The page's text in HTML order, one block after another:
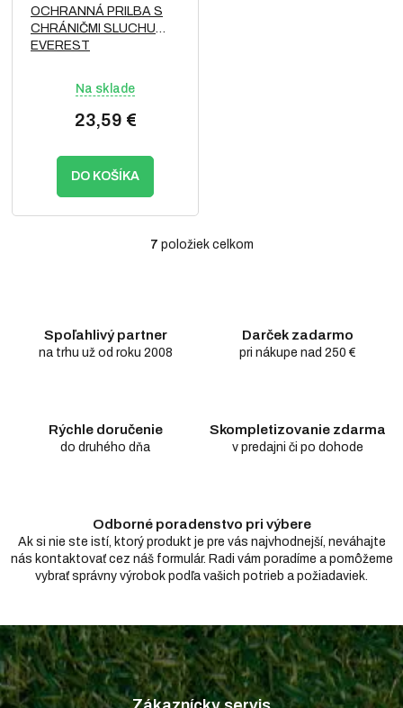
OCHRANNÁ PRILBA S
CHRÁNIČMI SLUCHU
EVEREST
Na sklade
23,59 €
DO KOŠÍKA
O
p
i
s
u
7 položiek celkom
Spoľahlivý partner
na trhu už od roku 2008
Darček zadarmo
pri nákupe nad 250 €
Rýchle doručenie
do druhého dňa
Skompletizovanie zdarma
v predajni či po dohode
Odborné poradenstvo pri výbere
Ak si nie ste istí, ktorý produkt je pre vás najvhodnejší, neváhajte
nás kontaktovať cez náš formulár. Radi vám poradíme a pomôžeme
vybrať správny výrobok podľa vašich potrieb a požiadaviek.
Z
á
p